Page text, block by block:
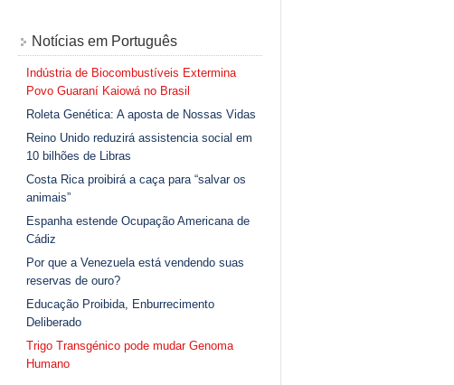
Notícias em Português
Indústria de Biocombustíveis Extermina
Povo Guaraní Kaiowá no Brasil
Roleta Genética: A aposta de Nossas Vidas
Reino Unido reduzirá assistencia social em
10 bilhões de Libras
Costa Rica proibirá a caça para “salvar os
animais”
Espanha estende Ocupação Americana de
Cádiz
Por que a Venezuela está vendendo suas
reservas de ouro?
Educação Proibida, Enburrecimento
Deliberado
Trigo Transgénico pode mudar Genoma
Humano